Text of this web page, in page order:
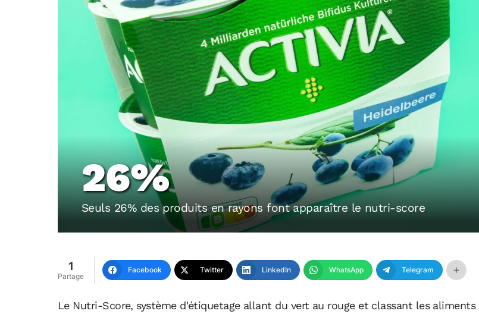
26%
Seuls 26% des produits en rayons font apparaître le nutri-score
1
Partage
Facebook Twitter LinkedIn WhatsApp Telegram
Le Nutri-Score, système d'étiquetage allant du vert au rouge et classant les aliments